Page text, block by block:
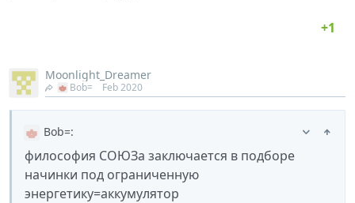
Moonlight_Dreamer
Bob= Feb 2020
Bob=:
философия СОЮЗа заключается в подборе
начинки под ограниченную
энергетику=аккумулятор